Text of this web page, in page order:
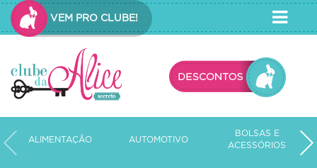
VEM PRO CLUBE!
ALIMENTAÇÃO AUTOMOTIVO
BOLSAS E
ACESSÓRIOS